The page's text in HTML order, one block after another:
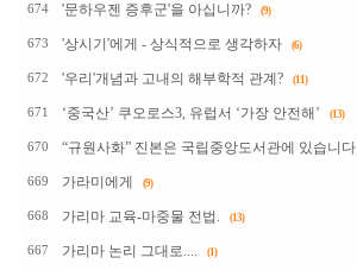
674 '문하우젠 증후군'을 아십니까? (9)
673 '상시기'에게 - 상식적으로 생각하자 (6)
672 '우리'개념과 고내의 해부학적 관계? (11)
671 ‘중국산’ 쿠오로스3, 유럽서 ‘가장 안전해’ (13)
670 “규원사화” 진본은 국립중앙도서관에 있습니다
669 가라미에게 (9)
668 가리마 교육-마중물 전법. (13)
667 가리마 논리 그대로.... (1)